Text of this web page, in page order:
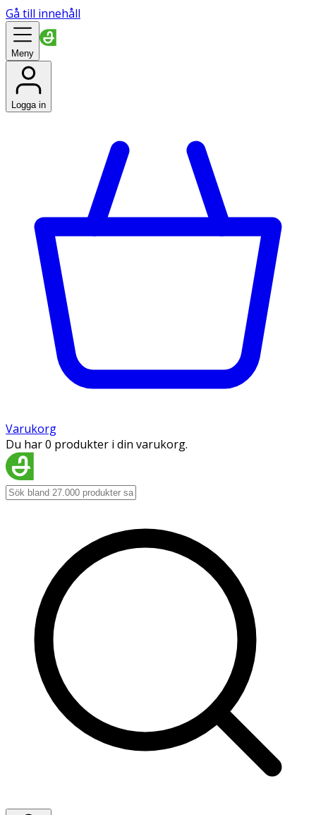
Gå till innehåll
Meny
Logga in
Varukorg
Du har 0 produkter i din varukorg.